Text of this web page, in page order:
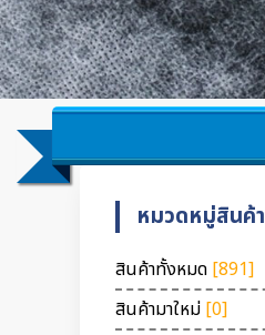
หมวดหมู่สินค้า
สินค้าทั้งหมด [891]
สินค้ามาใหม่ [0]